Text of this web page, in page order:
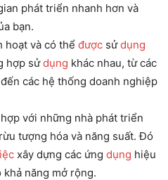
phát triển nhanh hơn và
bạn.
hoạt và có thể được sửdụng
hợp sửdụng khác nhau, từ các
các hệ thống doanh nghiệp
với những nhà phát triển
tượng hóa và năng suất. Đó
xây dựng các ứng dụng hiệu
khả năng mở rộng.